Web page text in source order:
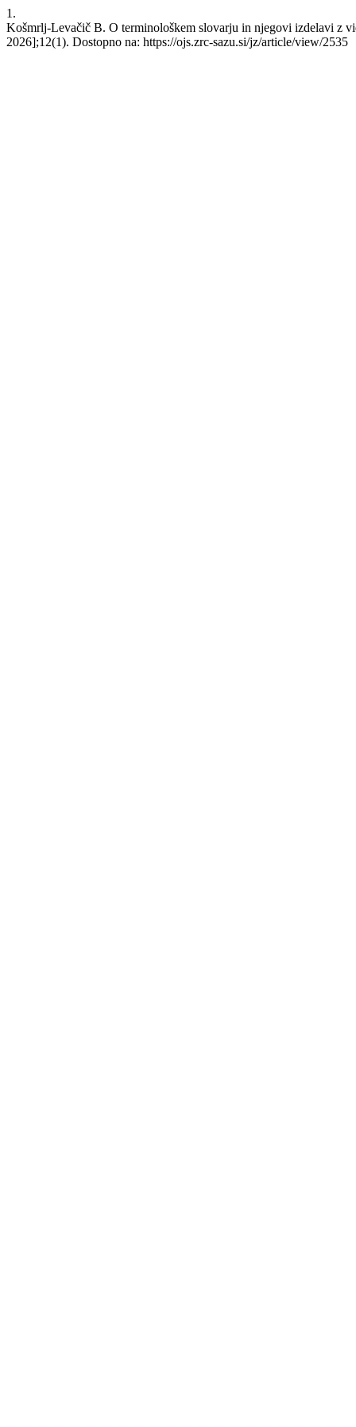
1.
Košmrlj-Levačič B. O terminološkem slovarju in njegovi izdelavi z
2026];12(1). Dostopno na: https://ojs.zrc-sazu.si/jz/article/view/2535